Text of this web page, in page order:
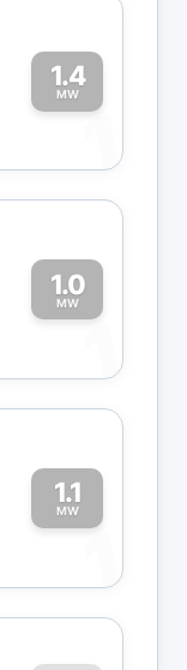
1.4
MW
1
1.0
MW
1
1.1
MW
1